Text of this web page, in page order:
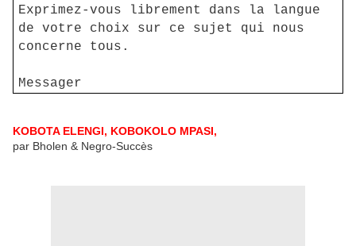
Exprimez-vous librement dans la langue
de votre choix sur ce sujet qui nous
concerne tous.
Messager
KOBOTA ELENGI, KOBOKOLO MPASI,
par Bholen & Negro-Succès